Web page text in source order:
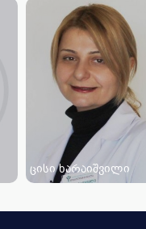
ცისი ხარაიშვილი